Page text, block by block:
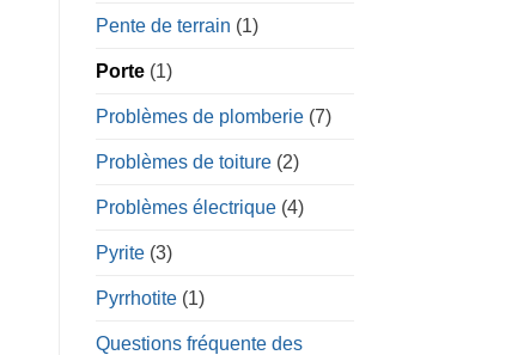
Pente de terrain (1)
Porte(1)
Problèmes de plomberie(7)
Problèmes de toiture(2)
Problèmes électrique(4)
Pyrite(3)
Pyrrhotite(1)
Questions fréquente des